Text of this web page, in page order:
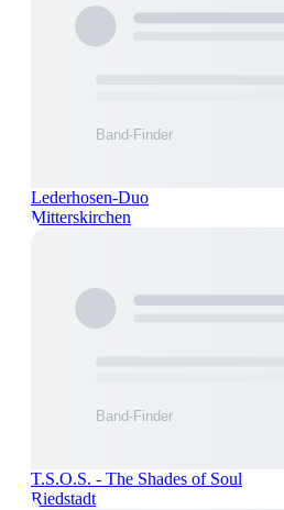
Lederhosen-Duo
Mitterskirchen
T.S.O.S. - The Shades of Soul
Riedstadt